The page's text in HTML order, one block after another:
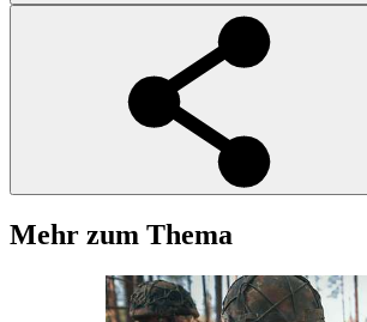
Mehr zum Thema